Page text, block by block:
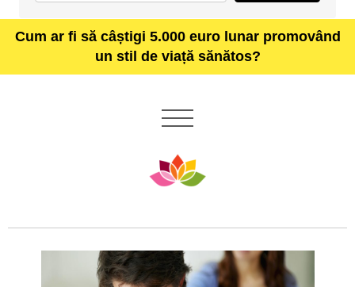
Cum ar fi să câștigi 5.000 euro lunar promovând
un stil de viață sănătos?